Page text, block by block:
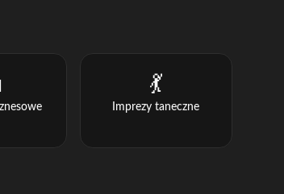
💃
Imprezy taneczne